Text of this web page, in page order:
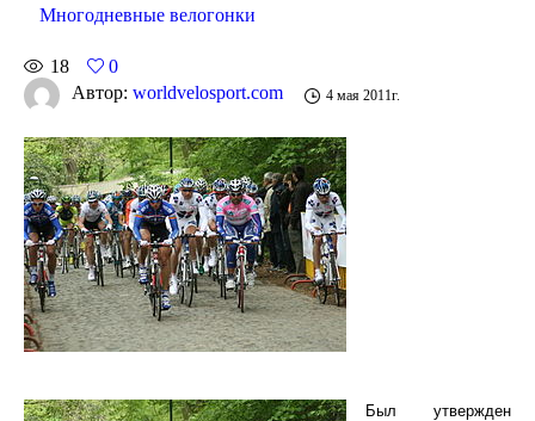
Многодневные велогонки
18
0
Автор: worldvelosport.com 4 мая 2011г.
Был утвержден